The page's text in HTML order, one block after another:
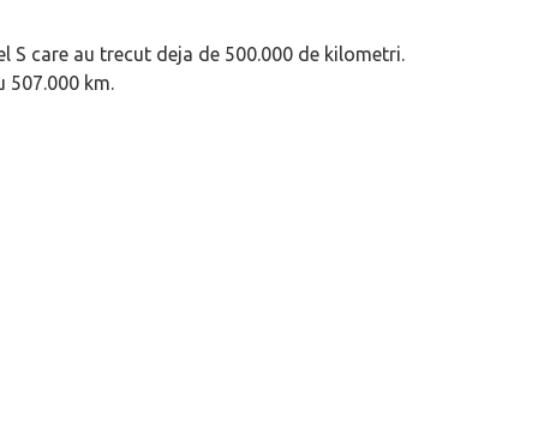
S care au trecut deja de 500.000 de kilometri.
507.000 km.